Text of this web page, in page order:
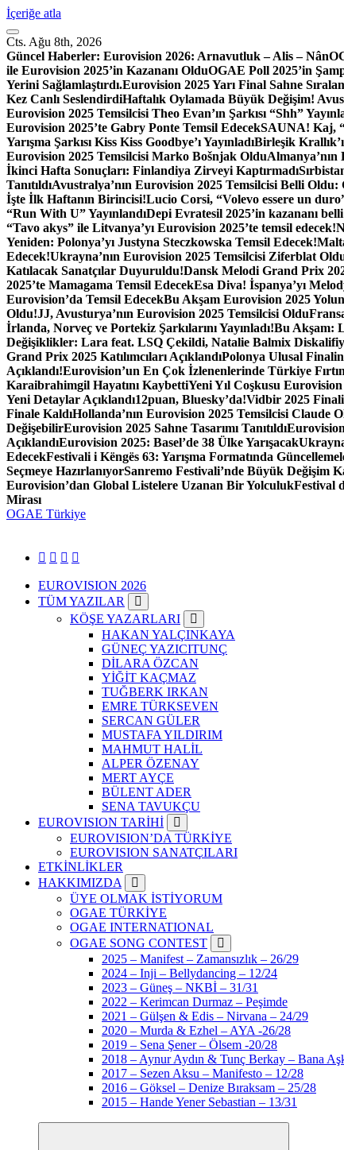
İçeriğe atla
Cts. Ağu 8th, 2026
Güncel Haberler: Eurovision 2026: Arnavutluk – Alis – Nân
ile Eurovision 2025’in Kazananı OlduOGAE Poll 2025’in
Yerini Sağlamlaştırdı.Eurovision 2025 Yarı Final Sahne
Kez Canlı SeslendirdiHaftalık Oylamada Büyük Değişim!
Eurovision 2025 Temsilcisi Theo Evan’ın Şarkısı “Shh”
Eurovision 2025’te Gabry Ponte Temsil EdecekSAUNA! Kaj,
Yarışma Şarkısı Kiss Kiss Goodbye’ı YayınladıBirleşik
Eurovision 2025 Temsilcisi Marko Bošnjak Oldu
İkinci Hafta Sonuçları: Finlandiya Zirveyi Kaptırmadı
TanıtıldıAvustralya’nın Eurovision 2025 Temsilcisi Belli
İşte İlk Haftanın Birincisi!Lucio Corsi, “Volevo essere un
“Run With U” YayınlandıDepi Evratesil 2025’in kazananı
“Tavo akys” ile Litvanya’yı Eurovision 2025’te temsil edecek!
Yeniden: Polonya’yı Justyna Steczkowska Temsil Edecek!
Edecek!Ukrayna’nın Eurovision 2025 Temsilcisi Ziferblat
Katılacak Sanatçılar Duyuruldu!Dansk Melodi Grand Prix
2025’te Mamagama Temsil EdecekEsa Diva! İspanya’yı
Eurovision’da Temsil EdecekBu Akşam Eurovision 2025
Oldu!JJ, Avusturya’nın Eurovision 2025 Temsilcisi Oldu
İrlanda, Norveç ve Portekiz Şarkılarını Yayınladı!Bu Akşam:
Değişiklikler: Lara feat. LSQ Çekildi, Natalie Balmix
Grand Prix 2025 Katılımcıları AçıklandıPolonya Ulusal
Açıklandı!Eurovision’un En Çok İzlenenlerinde Türkiye
Karaibrahimgil Hayatını KaybettiYeni Yıl Coşkusu
Yeni Detaylar Açıklandı12puan, Bluesky’da!Vidbir 2025
Finale KaldıHollanda’nın Eurovision 2025 Temsilcisi Claude
DeğişebilirEurovision 2025 Sahne Tasarımı TanıtıldıEurovision
AçıklandıEurovision 2025: Basel’de 38 Ülke Yarışacak
EdecekFestivali i Këngës 63: Yarışma Formatında
Seçmeye HazırlanıyorSanremo Festivali’nde Büyük Değişim
Eurovision’dan Global Listelere Uzanan Bir YolculukFestival
Mirası
OGAE Türkiye
EUROVISION 2026
TÜM YAZILAR
KÖŞE YAZARLARI
HAKAN YALÇINKAYA
GÜNEÇ YAZICITUNÇ
DİLARA ÖZCAN
YİĞİT KAÇMAZ
TUĞBERK IRKAN
EMRE TÜRKSEVEN
SERCAN GÜLER
MUSTAFA YILDIRIM
MAHMUT HALİL
ALPER ÖZENAY
MERT AYÇE
BÜLENT ADER
SENA TAVUKÇU
EUROVISION TARİHİ
EUROVISION’DA TÜRKİYE
EUROVISION SANATÇILARI
ETKİNLİKLER
HAKKIMIZDA
ÜYE OLMAK İSTİYORUM
OGAE TÜRKİYE
OGAE INTERNATIONAL
OGAE SONG CONTEST
2025 – Manifest – Zamansızlık – 26/29
2024 – Inji – Bellydancing – 12/24
2023 – Güneş – NKBİ – 31/31
2022 – Kerimcan Durmaz – Peşimde
2021 – Gülşen & Edis – Nirvana – 24/29
2020 – Murda & Ezhel – AYA -26/28
2019 – Sena Şener – Ölsem -20/28
2018 – Aynur Aydın & Tunç Berkay – Bana
2017 – Sezen Aksu – Manifesto – 12/28
2016 – Göksel – Denize Bıraksam – 25/28
2015 – Hande Yener Sebastian – 13/31